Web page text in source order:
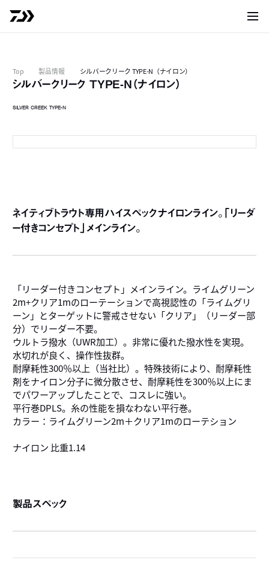
サイ
Top 製品情報 シルバークリーク TYPE-N（ナイロン）
シルバークリーク TYPE-N（ナイロン）
SILVER CREEK TYPE-N
ネイティブトラウト専用ハイスペックナイロンライン。「リーダ
ー付きコンセプト」メインライン。
「リーダー付きコンセプト」メインライン。ライムグリーン
2m+クリア1mのローテーションで高視認性の「ライムグリ
ーン」とターゲットに警戒させない「クリア」（リーダー部
分）でリーダー不要。
ウルトラ撥水（UWR加工）。非常に優れた撥水性を実現。
水切れが良く、操作性抜群。
耐摩耗性300％以上（当社比）。特殊技術により、耐摩耗性
剤をナイロン分子に微分散させ、耐摩耗性を300％以上にま
でパワーアップしたことで、コスレに強い。
平行巻DPLS。糸の性能を損なわない平行巻。
カラー：ライムグリーン2m＋クリア1mのローテション
ナイロン 比重1.14
製品スペック